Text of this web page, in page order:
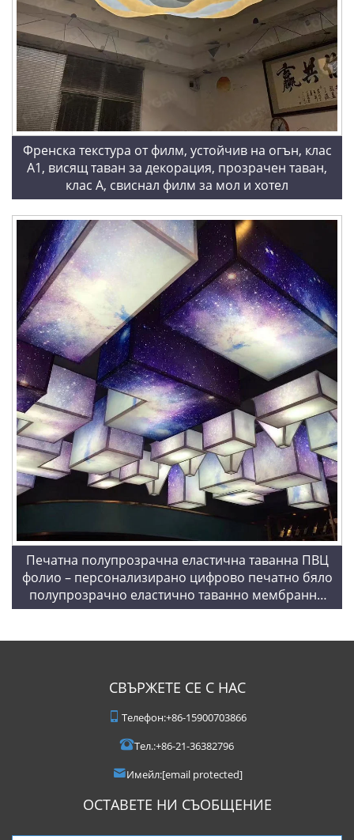
Френска текстура от филм, устойчив на огън, клас
А1, висящ таван за декорация, прозрачен таван,
клас А, свиснал филм за мол и хотел
Печатна полупрозрачна еластична таванна ПВЦ
фолио – персонализирано цифрово печатно бяло
полупрозрачно еластично таванно мембранно
фолио за УФ/струйна печат
СВЪРЖЕТЕ СЕ С НАС
Телефон:+86-15900703866
Тел.:+86-21-36382796
Имейл:[email protected]
ОСТАВЕТЕ НИ СЪОБЩЕНИЕ